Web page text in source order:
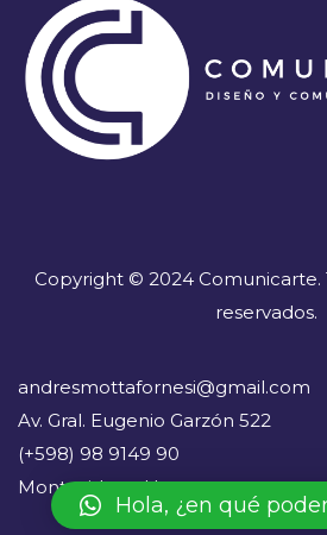
Copyright © 2024 Comunicarte.
reservados.
andresmottafornesi@gmail.com
Av. Gral. Eugenio Garzón 522
(+598) 98 9149 90
Montevideo - Uruguay
Hola, ¿en qué